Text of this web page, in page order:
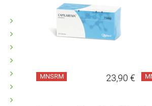
MNSRM 23,90 €